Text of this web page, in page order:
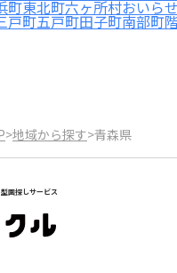
町東北町六ヶ所村おいら
戸町五戸町田子町南部町
>地域から探す>青森県
園探しサービス